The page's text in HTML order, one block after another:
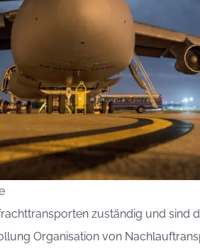
zuständig und sind
Organisation von